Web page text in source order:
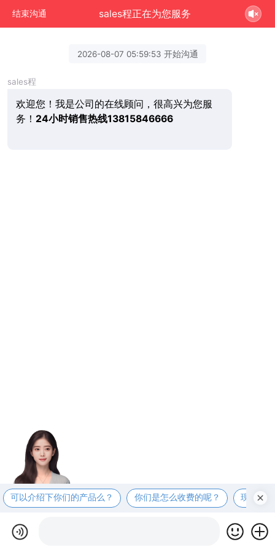
结束沟通 sales程正在为您服务
2026-08-07 05:59:53 开始沟通
sales程
欢迎您！我是公司的在线顾问，很高兴为您服
务！ 24小时销售热线13815846666
可以介绍下你们的产品么？ 你们是怎么收费的呢？ 现在有